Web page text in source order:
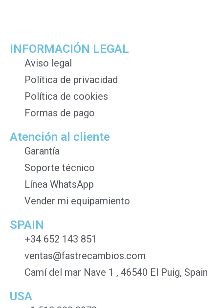
INFORMACIÓN LEGAL
Aviso legal
Política de privacidad
Política de cookies
Formas de pago
Atención al cliente
Garantía
Soporte técnico
Línea WhatsApp
Vender mi equipamiento
SPAIN
+34 652 143 851
ventas@fastrecambios.com
Camí del mar Nave 1 , 46540 El Puig, Spain
USA